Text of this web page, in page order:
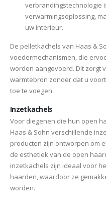
verbrandingstechnologie
verwarmingsoplossing,
uw interieur.
De pelletkachels van Haas &
voedermechanismen, die
worden aangevoerd. Dit zorgt
warmtebron zonder dat u
toe te voegen.
Inzetkachels
Voor diegenen die hun open
Haas & Sohn verschillende
producten zijn ontworpen om
de esthetiek van de open
inzetkachels zijn ideaal voor
haarden, waardoor ze
worden.